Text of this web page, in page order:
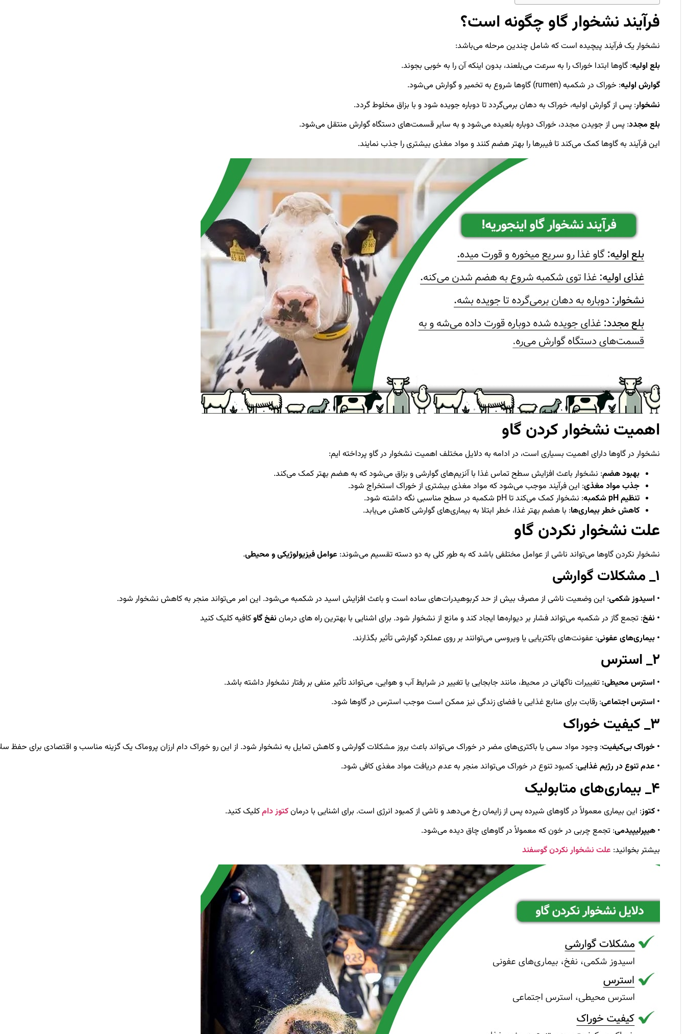
فرآیند نشخوار گاو چگونه است؟
نشخوار یک فرآیند پیچیده است که شامل چندین مرحله می‌باشد:
بلع اولیه: گاوها ابتدا خوراک را به سرعت می‌بلعند، بدون اینکه آن را به خوبی بجوند.
گوارش اولیه: خوراک در شکمبه (rumen) گاوها شروع به تخمیر و گوارش می‌شود.
نشخوار: پس از گوارش اولیه، خوراک به دهان برمی‌گردد تا دوباره جویده شود و با بزاق مخلوط گردد.
بلع مجدد: پس از جویدن مجدد، خوراک دوباره بلعیده می‌شود و به سایر قسمت‌های دستگاه گوارش منتقل می‌شود.
این فرآیند به گاوها کمک می‌کند تا فیبرها را بهتر هضم کنند و مواد مغذی بیشتری را جذب نمایند.
اهمیت نشخوار کردن گاو
نشخوار در گاوها دارای اهمیت بسیاری است، در ادامه به دلایل مختلف اهمیت نشخوار در گاو پرداخته ایم:
بهبود هضم: نشخوار باعث افزایش سطح تماس غذا با آنزیم‌های گوارشی و بزاق می‌شود که به هضم بهتر کمک می‌کند.
جذب مواد مغذی: این فرآیند موجب می‌شود که مواد مغذی بیشتری از خوراک استخراج شود.
تنظیم pH شکمبه
: نشخوار کمک می‌کند تا pH شکمبه در سطح مناسبی نگه داشته شود.
کاهش خطر بیماری‌ها: با هضم بهتر غذا، خطر ابتلا به بیماری‌های گوارشی کاهش می‌یابد.
علت نشخوار نکردن گاو
نشخوار نکردن گاوها می‌تواند ناشی از عوامل مختلفی باشد که به طور کلی به دو دسته تقسیم می‌شوند: عوامل فیزیولوژیکی و محیطی.
۱_ مشکلات گوارشی
• اسیدوز شکمی: این وضعیت ناشی از مصرف بیش از حد کربوهیدرات‌های ساده است و باعث افزایش اسید در شکمبه می‌شود. این امر می‌تواند منجر به کاهش نشخوار شود.
• نفخ: تجمع گاز در شکمبه می‌تواند فشار بر دیواره‌ها ایجاد کند و مانع از نشخوار شود. برای اشنایی با بهترین راه های درمان نفخ گاوکافیه کلیک کنید
• بیماری‌های عفونی: عفونت‌های باکتریایی یا ویروسی می‌توانند بر روی عملکرد گوارشی تأثیر بگذارند.
۲_ استرس
• استرس محیطی: تغییرات ناگهانی در محیط، مانند جابجایی یا تغییر در شرایط آب و هوایی، می‌تواند تأثیر منفی بر رفتار نشخوار داشته باشد.
• استرس اجتماعی: رقابت برای منابع غذایی یا فضای زندگی نیز ممکن است موجب استرس در گاوها شود.
۳_ کیفیت خوراک
• خوراک بی‌کیفیت: وجود مواد سمی یا باکتری‌های مضر در خوراک می‌تواند باعث بروز مشکلات گوارشی و کاهش تمایل به نشخوار شود. از این رو خوراک دام ارزان پروماک یک گزینه مناسب و اقتصادی برای حفظ
• عدم تنوع در رژیم غذایی: کمبود تنوع در خوراک می‌تواند منجر به عدم دریافت مواد مغذی کافی شود.
۴_ بیماری‌های متابولیک
• کتوز: این بیماری معمولاً در گاوهای شیرده پس از زایمان رخ می‌دهد و ناشی از کمبود انرژی است. برای اشنایی با درمانکتوز دامکلیک کنید.
• هیپرلیپیدمی: تجمع چربی در خون که معمولاً در گاوهای چاق دیده می‌شود.
بیشتر بخوانید: علت نشخوار نکردن گوسفند